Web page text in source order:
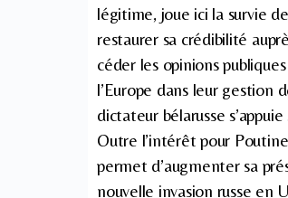
légitime, joue ici la survie
restaurer sa crédibilité
céder les opinions
l’Europe dans leur gestion
dictateur bélarusse
Outre l’intérêt pour
permet d’augmenter sa
nouvelle invasion russe en